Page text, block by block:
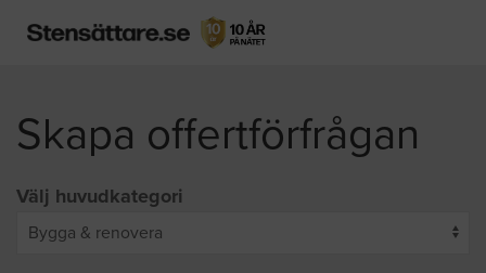
Skapa offertförfrågan
Välj huvudkategori